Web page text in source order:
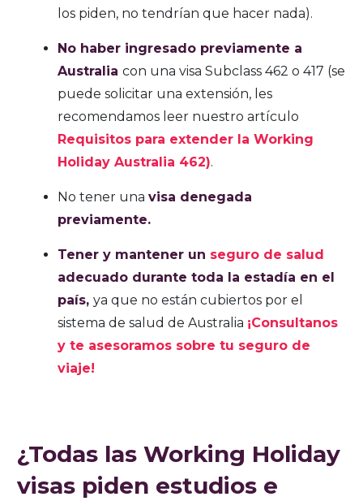
los piden, no tendrían que hacer nada).
No haber ingresado previamente a
Australia con una visa Subclass 462 o 417 (se
puede solicitar una extensión, les
recomendamos leer nuestro artículo
Requisitos para extender la Working
Holiday Australia 462).
No tener una visa denegada
previamente.
Tener y mantener un seguro de salud
adecuado durante toda la estadía en el
país, ya que no están cubiertos por el
sistema de salud de Australia ¡Consultanos
y te asesoramos sobre tu seguro de
viaje!
¿Todas las Working Holiday
visas piden estudios e